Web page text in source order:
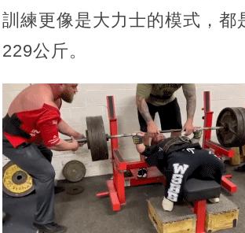
訓練更像是大力士的模式，
229公斤。